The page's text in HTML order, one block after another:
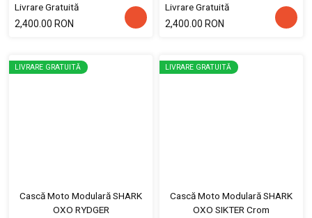
Livrare Gratuită
2,400.00 RON
Livrare Gratuită
2,400.00 RON
LIVRARE GRATUITĂ
Cască Moto Modulară SHARK
OXO RYDGER
LIVRARE GRATUITĂ
Cască Moto Modulară SHARK
OXO SIKTER Crom